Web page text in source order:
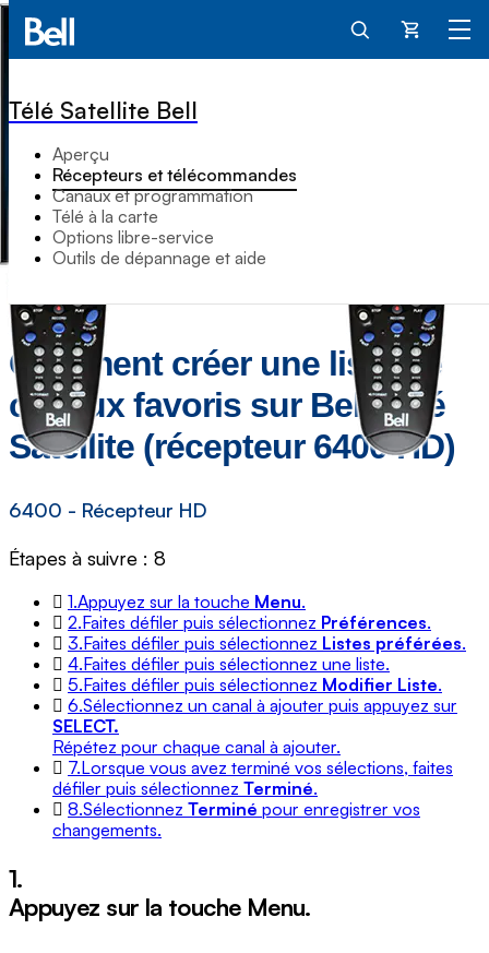
Panier
Télé Satellite Bell
Aperçu
Récepteurs et télécommandes
Canaux et programmation
Télé à la carte
Options libre-service
Outils de dépannage et aide
Comment créer une liste de
canaux favoris sur Bell Télé
Satellite (récepteur 6400 HD)
6400 - Récepteur HD
Étapes à suivre : 8
1.Appuyez sur la touche Menu.
2.Faites défiler puis sélectionnez Préférences.
3.Faites défiler puis sélectionnez Listes préférées.
4.Faites défiler puis sélectionnez une liste.
5.Faites défiler puis sélectionnez Modifier Liste.
6.Sélectionnez un canal à ajouter puis appuyez sur
SELECT.
Répétez pour chaque canal à ajouter.
7.Lorsque vous avez terminé vos sélections, faites
défiler puis sélectionnez Terminé.
8.Sélectionnez Terminé pour enregistrer vos
changements.
1.
Appuyez sur la touche Menu.